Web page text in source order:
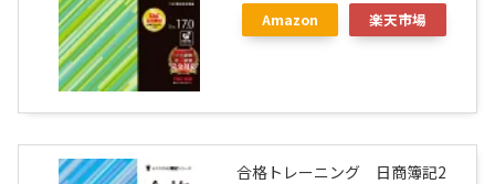
Amazon 楽天市場
合格トレーニング 日商簿記2